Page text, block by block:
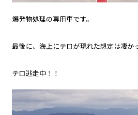
爆発物処理の専用車です。
最後に、海上にテロが現れた想定は凄か
テロ逃走中！！